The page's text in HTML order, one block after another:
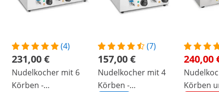
(4)
231,00 €
Nudelkocher mit 6
Körben -
(7)
157,00 €
Nudelkocher mit 4
Körben -
240,00
Körben